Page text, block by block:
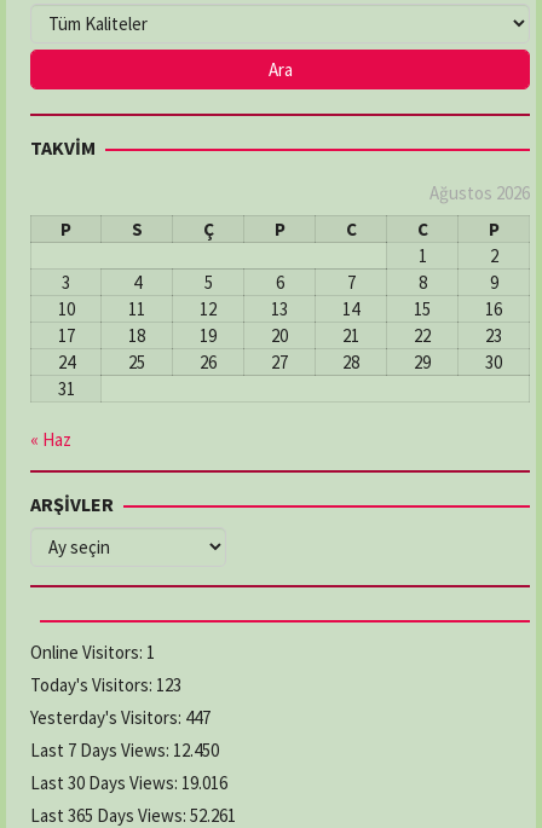
TAKVİM
Ağustos 2026
P
S Ç P C C
P
1
2
3
4 5 6 7 8
9
10
11 12 13 14 15
16
17
18 19 20 21 22
23
24
25 26 27 28 29
30
31
« Haz
ARŞİVLER
ARŞİVLER
Online Visitors: 1
Today's Visitors: 123
Yesterday's Visitors: 447
Last 7 Days Views: 12.450
Last 30 Days Views: 19.016
Last 365 Days Views: 52.261